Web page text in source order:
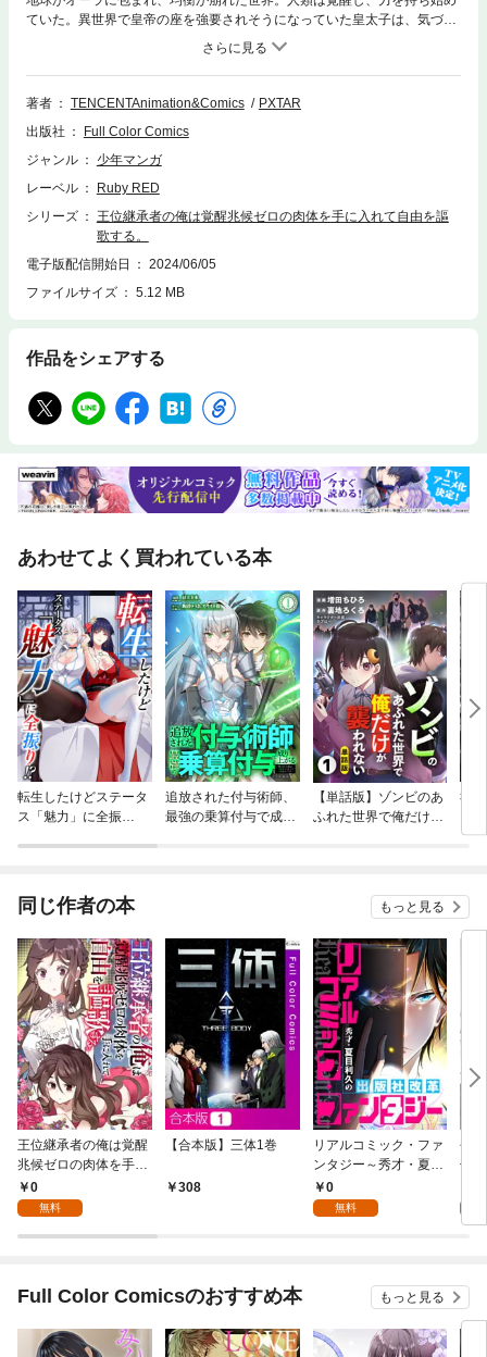
ていた。異世界で皇帝の座を強要されそうになっていた皇太子は、気づく
と才能ゼロで貧弱な貧乏学生に転生していて…!?残っていた魔力を駆使し
て、完璧な自由を謳歌しようとするが…
著者 TENCENTAnimation&Comics
PXTAR
出版社
Full Color Comics
ジャンル
少年マンガ
レーベル
Ruby RED
シリーズ
王位継承者の俺は覚醒兆候ゼロの肉体を手に入れて自由を謳
歌する。
電子版配信開始日
2024/06/05
ファイルサイズ
5.12 MB
作品をシェアする
あわせてよく買われている本
転生したけどステータ
ス「魅力」に全振
追放された付与術師、
最強の乗算付与で成り
【単話版】ゾンビのあ
ふれた世界で俺だけが
社
魔
い
女
な
同じ作者の本 もっと見る
王位継承者の俺は覚醒
兆候ゼロの肉体を手に
入れて自由を謳歌す
る。1
0
無料
【合本版】三体1巻
308
リアルコミック・ファ
ンタジー～秀才・夏目
利久の出版社改革(1)
0
無料
平
七
Full Color Comicsのおすすめ本 もっと見る